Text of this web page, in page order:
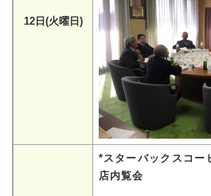
12日(火曜日)
*スターバックスコー
店内覧会